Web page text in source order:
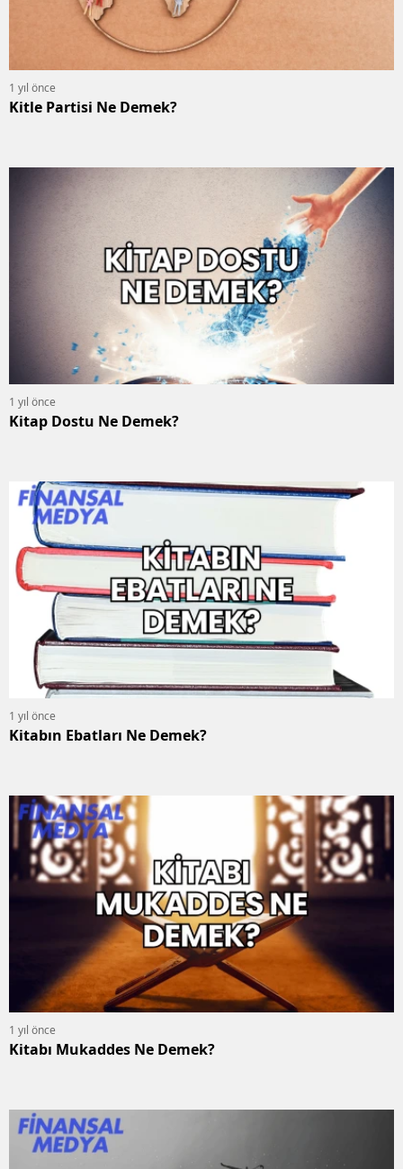
1 yıl önce
Kitle Partisi Ne Demek?
1 yıl önce
Kitap Dostu Ne Demek?
1 yıl önce
Kitabın Ebatları Ne Demek?
1 yıl önce
Kitabı Mukaddes Ne Demek?